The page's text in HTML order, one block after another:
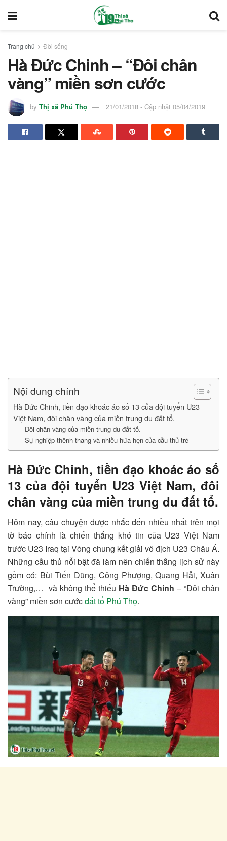
Trang chủ Đời sống
Hà Đức Chinh – “Đôi chân
vàng” miền sơn cước
by Thị xã Phú Thọ 21/01/2018 - Cập nhật 05/04/2019
Nội dung chính
Hà Đức Chinh, tiền đạo khoác áo số 13 của đội tuyển U23
Việt Nam, đôi chân vàng của miền trung du đất tổ.
Đôi chân vàng của miền trung du đất tổ.
Sự nghiệp thênh thang và nhiều hứa hẹn của cầu thủ trẻ
Hà Đức Chinh, tiền đạo khoác áo số
13 của đội tuyển U23 Việt Nam, đôi
chân vàng của miền trung du đất tổ.
Hôm nay, câu chuyện được nhắc đến nhiều nhất trên mọi
tờ báo chính là chiến thắng khó tin của U23 Việt Nam
trước U23 Iraq tại Vòng chung kết giải vô địch U23 Châu Á.
Những cầu thủ nổi bật đã làm nên chiến thắng lịch sử này
gồm có: Bùi Tiến Dũng, Công Phượng, Quang Hải, Xuân
Trường,… và không thể thiếu Hà Đức Chinh – “Đôi chân
vàng” miền sơn cướcđất tổ Phú Thọ.